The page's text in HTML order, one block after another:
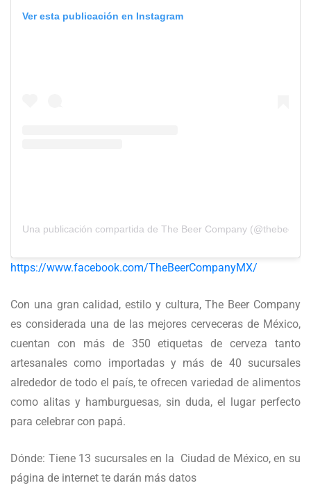
Ver esta publicación en Instagram
Una publicación compartida de The Beer Company
https://www.facebook.com/TheBeerCompanyMX/
Con una gran calidad, estilo y cultura, The Beer Company
es considerada una de las mejores cerveceras de México,
cuentan con más de 350 etiquetas de cerveza tanto
artesanales como importadas y más de 40 sucursales
alrededor de todo el país, te ofrecen variedad de alimentos
como alitas y hamburguesas, sin duda, el lugar perfecto
para celebrar con papá.
Dónde: Tiene 13 sucursales en la Ciudad de México, en su
página de internet te darán más datos